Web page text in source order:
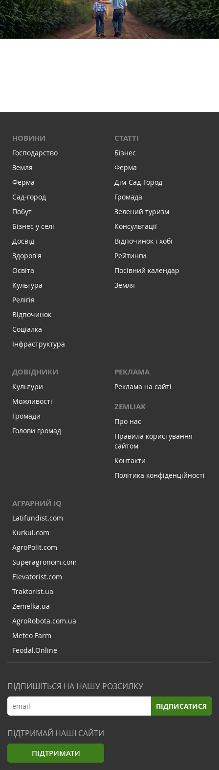
НОВИНИ
Господарство
Земля
Ферма
Сад-город
Побут
Бізнес у селі
Досвід
Здоров'я
Освіта
Культура
Релігія
Відпочинок
Соціалка
Інфраструктура
СТАТТІ
Бізнес
Ферма
Дім-Сад-Город
Громада
Зелений туризм
Консультації
Відпочинок і хобі
Рейтинги
Посівний календар
Земля
ДОВІДНИКИ
Культури
Можливості
Громади
Голови громад
РЕКЛАМА
Реклама на сайті
ZEMLIAK
Про нас
Правила користування
сайтом
Контакти
Політика конфіденційності
АГРАРНИЙ IQ
Latifundist.com
Kurkul.com
AgroPolit.com
Superagronom.com
Elevatorist.com
Traktorist.ua
Zemelka.ua
AgroRobota.com.ua
Meteo Farm
Feodal.Online
ПІДПИШІТЬСЯ НА НАШУ РОЗСИЛКУ
ПІДПИСАТИСЯ
ПІДТРИМАЙ НАШІ САЙТИ
ПІДТРИМАТИ